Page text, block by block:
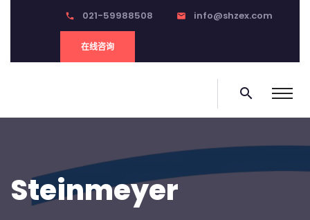
phone 021-59988508 email info@shzex.com
在线咨询
search
Steinmeyer